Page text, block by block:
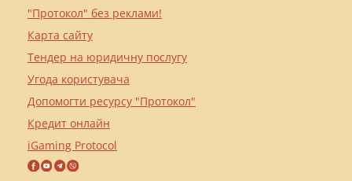
"Протокол" без реклами!
Карта сайту
Тендер на юридичну послугу
Угода користувача
Допомогти ресурсу "Протокол"
Кредит онлайн
iGaming Protocol